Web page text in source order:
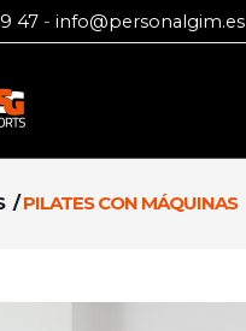
47 - info@personalgim.es
/PILATES CON MÁQUINAS